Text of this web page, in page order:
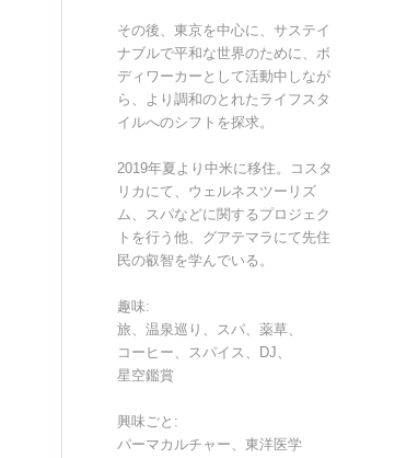
その後、東京を中心に、サステイ
ナブルで平和な世界のために、ボ
ディワーカーとして活動中しなが
ら、より調和のとれたライフスタ
イルへのシフトを探求。
2019年夏より中米に移住。コスタ
リカにて、ウェルネスツーリズ
ム、スパなどに関するプロジェク
トを行う他、グアテマラにて先住
民の叡智を学んでいる。
趣味:
旅、温泉巡り、スパ、薬草、
コーヒー、スパイス、DJ、
星空鑑賞
興味ごと:
パーマカルチャー、東洋医学